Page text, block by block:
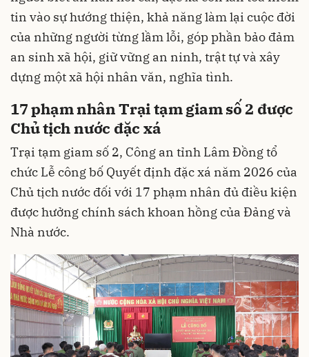
tin vào sự hướng thiện, khả năng làm lại cuộc đời
của những người từng lầm lỗi, góp phần bảo đảm
an sinh xã hội, giữ vững an ninh, trật tự và xây
dựng một xã hội nhân văn, nghĩa tình.
17 phạm nhân Trại tạm giam số 2 được
Chủ tịch nước đặc xá
Trại tạm giam số 2, Công an tỉnh Lâm Đồng tổ
chức Lễ công bố Quyết định đặc xá năm 2026 của
Chủ tịch nước đối với 17 phạm nhân đủ điều kiện
được hưởng chính sách khoan hồng của Đảng và
Nhà nước.